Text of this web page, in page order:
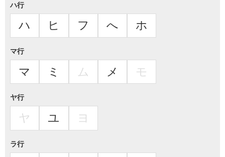
ハ行
ハ ヒ フ へ ホ
マ行
マ ミ ム メ モ
ヤ行
ヤ ユ ヨ
ラ行